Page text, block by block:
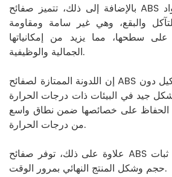
بالإضافة إلى ذلك، تتميز صفائح ABS بمقاومة للحرارة والمواد
والبقع، وهي غير سامة ومقاومة
سطحها، مما يزيد من إمكانياتها
الجمالية والوظيفية.
إن اللدونة الممتازة لصفائح ABS تسمح لها بالثني والتشكيل دون
جيد في البيئات ذات درجات الحرارة
الحفاظ على خصائصها ضمن نطاق واسع
من درجات الحرارة.
علاوة على ذلك، توفر صفائح ABS ثباتًا أبعاديًا، مما يضمن ثبات
حجم وشكل المنتج النهائي بمرور الوقت.